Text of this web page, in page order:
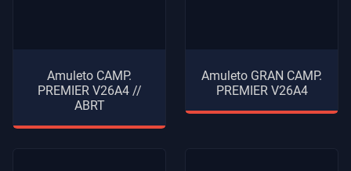
Amuleto CAMP.
PREMIER V26A4 //
ABRT
Amuleto GRAN CAMP.
PREMIER V26A4